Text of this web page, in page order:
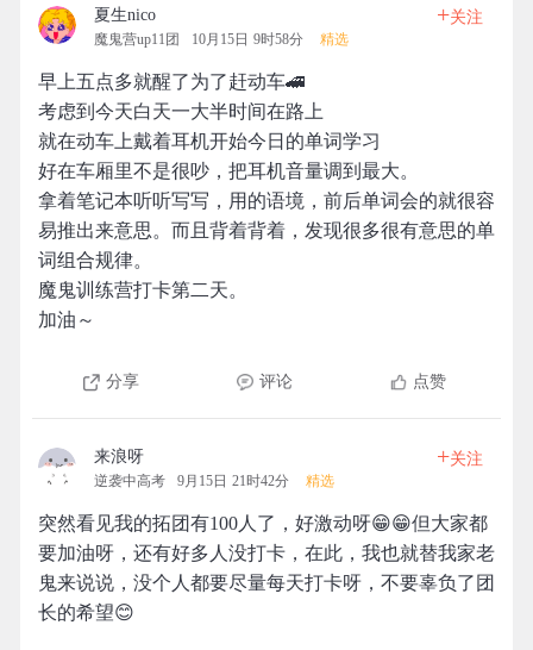
夏生nico
魔鬼营up11团 10月15日 9时58分 精选
+关注
早上五点多就醒了为了赶动车🚄
考虑到今天白天一大半时间在路上
就在动车上戴着耳机开始今日的单词学习
好在车厢里不是很吵，把耳机音量调到最大。
拿着笔记本听听写写，用的语境，前后单词会的就很容
易推出来意思。而且背着背着，发现很多很有意思的单
词组合规律。
魔鬼训练营打卡第二天。
加油～
分享 评论 点赞
来浪呀
逆袭中高考 9月15日 21时42分 精选
+关注
突然看见我的拓团有100人了，好激动呀😁😁但大家都
要加油呀，还有好多人没打卡，在此，我也就替我家老
鬼来说说，没个人都要尽量每天打卡呀，不要辜负了团
长的希望😊